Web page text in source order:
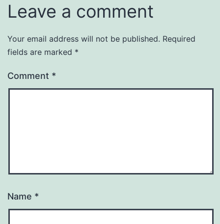
Leave a comment
Your email address will not be published. Required
fields are marked *
Comment *
Name *